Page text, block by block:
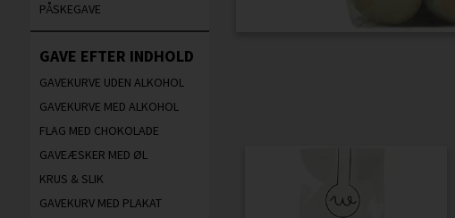
PÅSKEGAVE
GAVE EFTER INDHOLD
GAVEKURVE UDEN ALKOHOL
GAVEKURVE MED ALKOHOL
FLAG MED CHOKOLADE
GAVEÆSKER MED ØL
KRUS & SLIK
GAVEKURV MED PLAKAT